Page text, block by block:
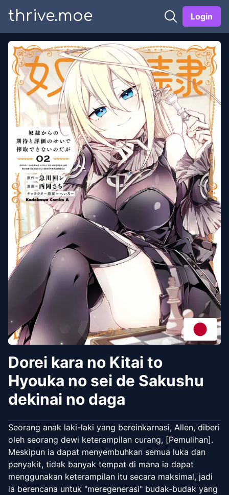
thrive.moe Login
Dorei kara no Kitai to
Hyouka no sei de Sakushu
dekinai no daga
Seorang anak laki-laki yang bereinkarnasi, Allen, diberi
oleh seorang dewi keterampilan curang, [Pemulihan].
Meskipun ia dapat menyembuhkan semua luka dan
penyakit, tidak banyak tempat di mana ia dapat
menggunakan keterampilan itu secara maksimal, jadi
ia berencana untuk "meregenerasi" budak-budak yang